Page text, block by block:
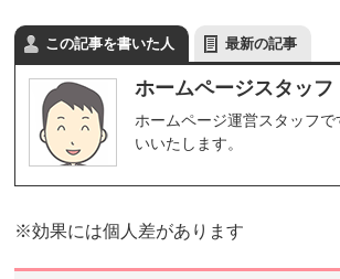
この記事を書いた人 最新の記事
ホームページスタッフ
ホームページ運営スタッフ
いいたします。
※効果には個人差があります